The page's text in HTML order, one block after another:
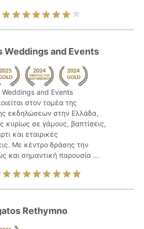
Weddings and Events
Weddings and Events
στον τομέα της
εκδηλώσεων στην Ελλάδα,
κυρίως σε γάμους, βαπτίσεις,
και εταιρικές
Με κέντρο δράσης την
και σημαντική παρουσία ...
Rethymno